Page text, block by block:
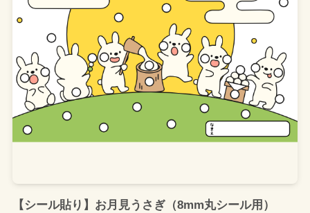
【シール貼り】お月見うさぎ（8mm丸シール用）